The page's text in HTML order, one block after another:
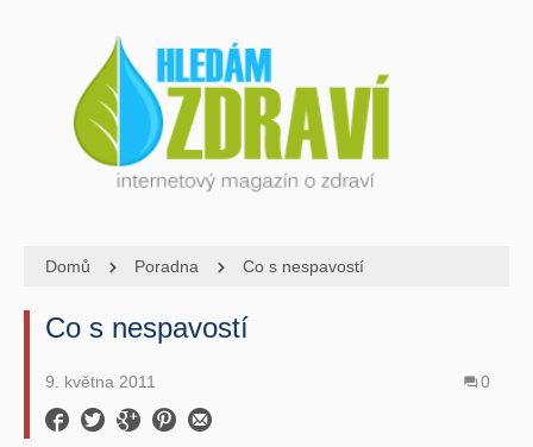
Domů Poradna Co s nespavostí
Co s nespavostí
9. května 2011 0